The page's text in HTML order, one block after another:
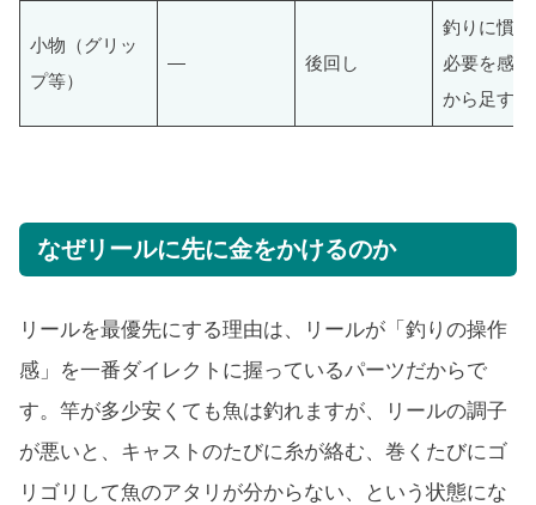
小物（グリッ
プ等）
— 後回し
釣りに慣れ
必要を感じ
から足す
なぜリールに先に金をかけるのか
リールを最優先にする理由は、リールが「釣りの操作
感」を一番ダイレクトに握っているパーツだからで
す。竿が多少安くても魚は釣れますが、リールの調子
が悪いと、キャストのたびに糸が絡む、巻くたびにゴ
リゴリして魚のアタリが分からない、という状態にな